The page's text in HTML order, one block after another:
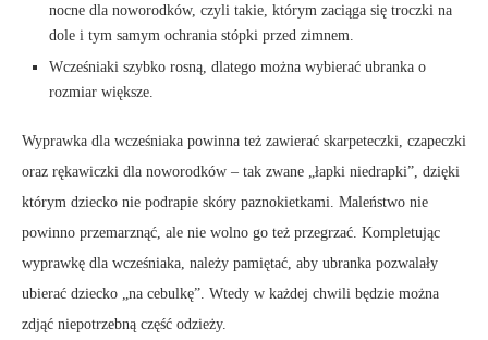
nocne dla noworodków, czyli takie, którym zaciąga się troczki na
dole i tym samym ochrania stópki przed zimnem.
Wcześniaki szybko rosną, dlatego można wybierać ubranka o
rozmiar większe.
Wyprawka dla wcześniaka powinna też zawierać skarpeteczki, czapeczki
oraz rękawiczki dla noworodków – tak zwane „łapki niedrapki”, dzięki
którym dziecko nie podrapie skóry paznokietkami. Maleństwo nie
powinno przemarznąć, ale nie wolno go też przegrzać. Kompletując
wyprawkę dla wcześniaka, należy pamiętać, aby ubranka pozwalały
ubierać dziecko „na cebulkę”. Wtedy w każdej chwili będzie można
zdjąć niepotrzebną część odzieży.